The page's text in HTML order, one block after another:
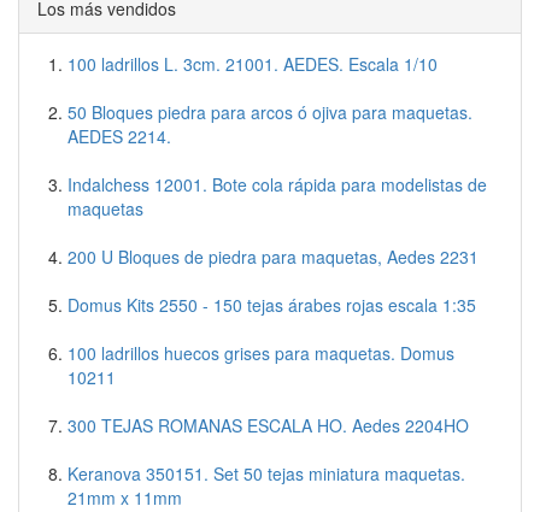
Los más vendidos
100 ladrillos L. 3cm. 21001. AEDES. Escala 1/10
50 Bloques piedra para arcos ó ojiva para maquetas.
AEDES 2214.
Indalchess 12001. Bote cola rápida para modelistas de
maquetas
200 U Bloques de piedra para maquetas, Aedes 2231
Domus Kits 2550 - 150 tejas árabes rojas escala 1:35
100 ladrillos huecos grises para maquetas. Domus
10211
300 TEJAS ROMANAS ESCALA HO. Aedes 2204HO
Keranova 350151. Set 50 tejas miniatura maquetas.
21mm x 11mm